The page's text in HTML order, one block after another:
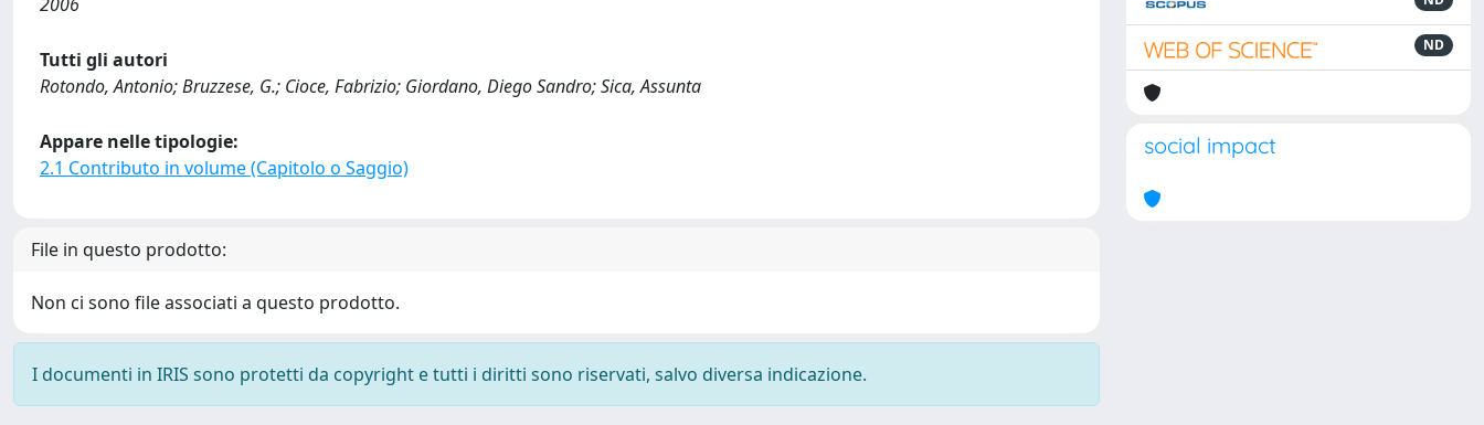
Tutti gli autori
Rotondo, Antonio; Bruzzese, G.; Cioce, Fabrizio; Giordano, Diego Sandro; Sica, Assunta
Appare nelle tipologie:
2.1 Contributo in volume (Capitolo o Saggio)
File in questo prodotto:
Non ci sono file associati a questo prodotto.
I documenti in IRIS sono protetti da copyright e tutti i diritti sono riservati, salvo diversa indicazione.
ND
social impact